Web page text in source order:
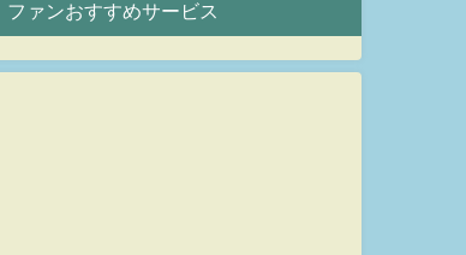
ファンおすすめサービス